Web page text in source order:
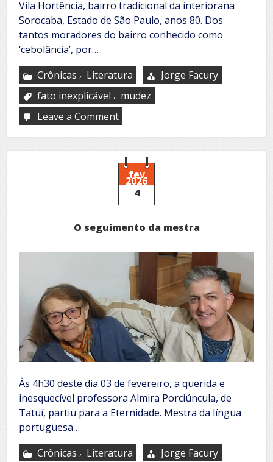
Vila Hortência, bairro tradicional da interiorana
Sorocaba, Estado de São Paulo, anos 80. Dos
tantos moradores do bairro conhecido como
‘cebolância’, por…
Crônicas , Literatura
Jorge Facury
fato inexplicável , mudez
Leave a Commenton
mudinho
fev
2026
4
O seguimento da mestra
Às 4h30 deste dia 03 de fevereiro, a querida e
inesquecível professora Almira Porciúncula, de
Tatuí, partiu para a Eternidade. Mestra da língua
portuguesa…
Crônicas , Literatura
Jorge Facury